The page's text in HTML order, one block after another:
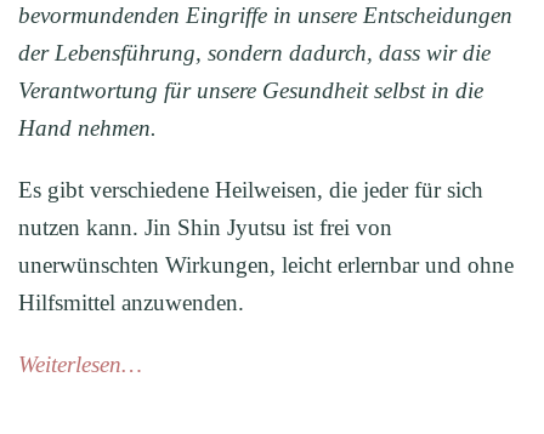
bevormundenden Eingriffe in unsere Entscheidungen
der Lebensführung, sondern dadurch, dass wir die
Verantwortung für unsere Gesundheit selbst in die
Hand nehmen.
Es gibt verschiedene Heilweisen, die jeder für sich
nutzen kann. Jin Shin Jyutsu ist frei von
unerwünschten Wirkungen, leicht erlernbar und ohne
Hilfsmittel anzuwenden.
Weiterlesen…